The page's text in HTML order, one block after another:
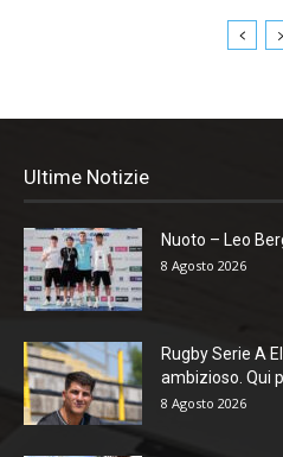
Ultime Notizie
Nuoto – Leo
8 Agosto 2026
Rugby Serie A
ambizioso. Qui
8 Agosto 2026